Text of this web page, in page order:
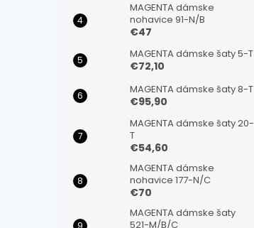
MAGENTA dámske
nohavice 91-N/B
€47
MAGENTA dámske šaty 5-T
€72,10
MAGENTA dámske šaty 8-T
€95,90
MAGENTA dámske šaty 20-
T
€54,60
MAGENTA dámske
nohavice 177-N/C
€70
MAGENTA dámske šaty
521-M/B/C